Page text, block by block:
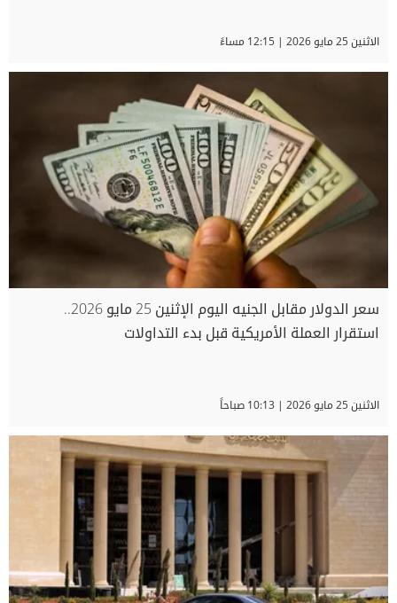
الاثنين 25 مايو 2026 | 12:15 مساءً
سعر الدولار مقابل الجنيه اليوم الإثنين 25 مايو 2026..
استقرار العملة الأمريكية قبل بدء التداولات
الاثنين 25 مايو 2026 | 10:13 صباحاً